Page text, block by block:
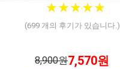
★★★★★
★★★★★
(699개의 후기가 있습니다.)
8,900원7,570원